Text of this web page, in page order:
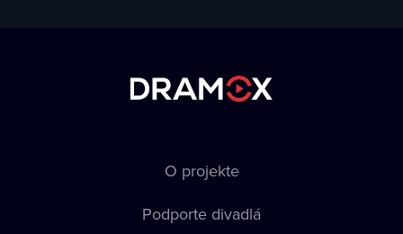
O projekte
Podporte divadlá